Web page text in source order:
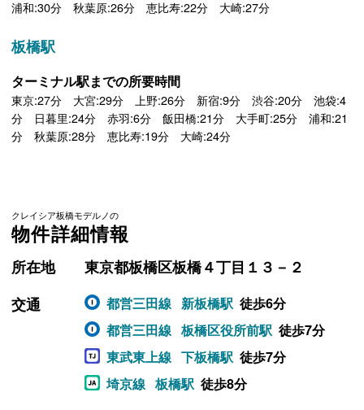
浦和:30分 秋葉原:26分 恵比寿:22分 大崎:27分
板橋駅
ターミナル駅までの所要時間
東京:27分 大宮:29分 上野:26分 新宿:9分 渋谷:20分 池袋:4
分 日暮里:24分 赤羽:6分 飯田橋:21分 大手町:25分 浦和:21
分 秋葉原:28分 恵比寿:19分 大崎:24分
クレイシア板橋モデルノの
物件詳細情報
所在地
東京都板橋区板橋４丁目１３－２
交通
都営三田線 新板橋駅 徒歩6分
都営三田線 板橋区役所前駅 徒歩7分
東武東上線 下板橋駅 徒歩7分
埼京線 板橋駅 徒歩8分